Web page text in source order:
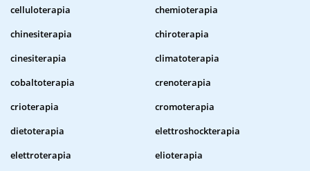
celluloterapia
chemioterapia
chinesiterapia
chiroterapia
cinesiterapia
climatoterapia
cobaltoterapia
crenoterapia
crioterapia
cromoterapia
dietoterapia
elettroshockterapia
elettroterapia
elioterapia